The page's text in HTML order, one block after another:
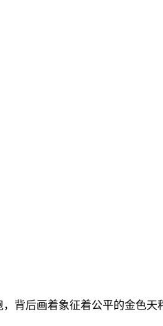
背后画着象征着公平的金色